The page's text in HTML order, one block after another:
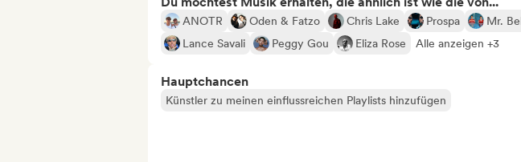
ANOTR Oden & Fatzo Chris Lake Prospa
Mr.
Lance Savali
Peggy Gou Eliza Rose Alle anzeigen +3
Hauptchancen
Künstler zu meinen einflussreichen Playlists hinzufügen